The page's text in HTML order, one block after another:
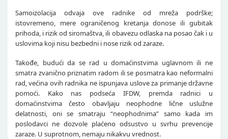
Samoizolacija odvaja ove radnike od mreža podrške;
istovremeno, mere ograničenog kretanja donose ili gubitak
prihoda, i rizik od siromaštva, ili obavezu odlaska na posao čak i u
uslovima koji nisu bezbedni i nose rizik od zaraze.
Takođe, budući da se rad u domaćinstvima uglavnom ili ne
smatra zvanično priznatim radom ili se posmatra kao neformalni
rad, većina ovih radnika ne ispunjava uslove za primanje državne
pomoći. Kako nas podseća IFDW, premda radnici u
domaćinstvima često obavljaju neophodne lične uslužne
delatnosti, oni se smatraju “neophodnima” samo kada im
poslodavci ne dozvole plaćeno odsustvo u svrhu prevencije
zaraze. U suprotnom, nemaju nikakvu vrednost.